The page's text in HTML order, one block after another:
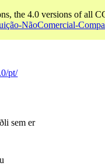
the 4.0 versions of all
NãoComercial-
pt/
sem er